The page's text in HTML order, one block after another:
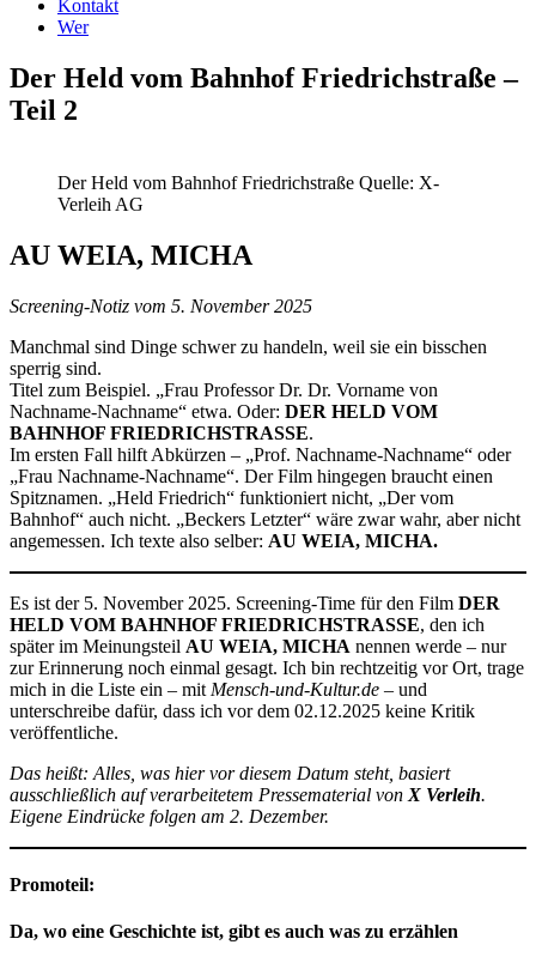
Kontakt
Wer
Der Held vom Bahnhof Friedrichstraße –
Teil 2
Der Held vom Bahnhof Friedrichstraße Quelle: X-
Verleih AG
AU WEIA, MICHA
Screening-Notiz vom 5. November 2025
Manchmal sind Dinge schwer zu handeln, weil sie ein bisschen
sperrig sind.
Titel zum Beispiel. „Frau Professor Dr. Dr. Vorname von
Nachname-Nachname“ etwa. Oder: DER HELD VOM
BAHNHOF FRIEDRICHSTRASSE.
Im ersten Fall hilft Abkürzen – „Prof. Nachname-Nachname“ oder
„Frau Nachname-Nachname“. Der Film hingegen braucht einen
Spitznamen. „Held Friedrich“ funktioniert nicht, „Der vom
Bahnhof“ auch nicht. „Beckers Letzter“ wäre zwar wahr, aber nicht
angemessen. Ich texte also selber: AU WEIA, MICHA.
Es ist der 5. November 2025. Screening-Time für den Film DER
HELD VOM BAHNHOF FRIEDRICHSTRASSE, den ich
später im Meinungsteil AU WEIA, MICHA nennen werde – nur
zur Erinnerung noch einmal gesagt. Ich bin rechtzeitig vor Ort, trage
mich in die Liste ein – mit Mensch-und-Kultur.de – und
unterschreibe dafür, dass ich vor dem 02.12.2025 keine Kritik
veröffentliche.
Das heißt: Alles, was hier vor diesem Datum steht, basiert
ausschließlich auf verarbeitetem Pressematerial von X Verleih.
Eigene Eindrücke folgen am 2. Dezember.
Promoteil:
Da, wo eine Geschichte ist, gibt es auch was zu erzählen